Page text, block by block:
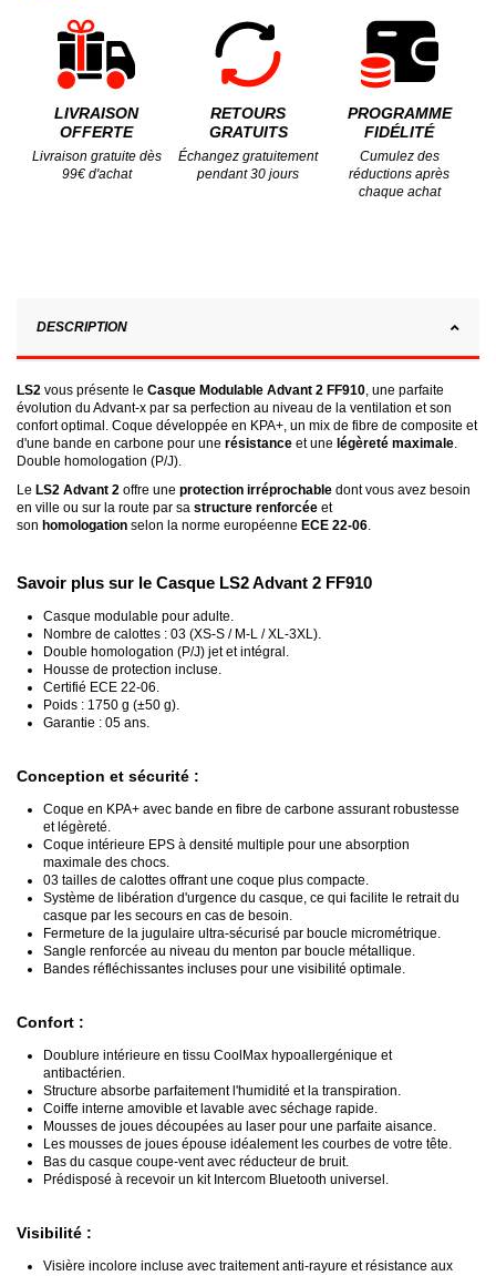
LIVRAISON
OFFERTE
Livraison gratuite dès
99€ d'achat
RETOURS
GRATUITS
Échangez gratuitement
pendant 30 jours
PROGRAMME
FIDÉLITÉ
Cumulez des
réductions après
chaque achat
DESCRIPTION
LS2 vous présente le Casque Modulable Advant 2 FF910, une parfaite
évolution du Advant-x par sa perfection au niveau de la ventilation et son
confort optimal. Coque développée en KPA+, un mix de fibre de composite et
d'une bande en carbone pour une résistance et une légèreté maximale.
Double homologation (P/J).
Le LS2 Advant 2 offre une protection irréprochable dont vous avez besoin
en ville ou sur la route par sa structure renforcée et
son homologation selon la norme européenne ECE 22-06.
Savoir plus sur le Casque LS2 Advant 2 FF910
Casque modulable pour adulte.
Nombre de calottes : 03 (XS-S / M-L / XL-3XL).
Double homologation (P/J) jet et intégral.
Housse de protection incluse.
Certifié ECE 22-06.
Poids : 1750 g (±50 g).
Garantie : 05 ans.
Conception et sécurité :
Coque en KPA+ avec bande en fibre de carbone assurant robustesse
et légèreté.
Coque intérieure EPS à densité multiple pour une absorption
maximale des chocs.
03 tailles de calottes offrant une coque plus compacte.
Système de libération d'urgence du casque, ce qui facilite le retrait du
casque par les secours en cas de besoin.
Fermeture de la jugulaire ultra-sécurisé par boucle micrométrique.
Sangle renforcée au niveau du menton par boucle métallique.
Bandes réfléchissantes incluses pour une visibilité optimale.
Confort :
Doublure intérieure en tissu CoolMax hypoallergénique et
antibactérien.
Structure absorbe parfaitement l'humidité et la transpiration.
Coiffe interne amovible et lavable avec séchage rapide.
Mousses de joues découpées au laser pour une parfaite aisance.
Les mousses de joues épouse idéalement les courbes de votre tête.
Bas du casque coupe-vent avec réducteur de bruit.
Prédisposé à recevoir un kit Intercom Bluetooth universel.
Visibilité :
Visière incolore incluse avec traitement anti-rayure et résistance aux